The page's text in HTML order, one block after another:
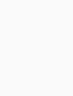
式进行的盗版传播